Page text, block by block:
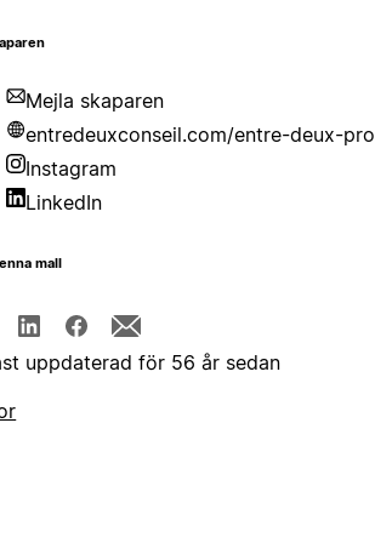
Mejla skaparen
entredeuxconseil.com/entre-deux-pro
Instagram
LinkedIn
mall
uppdaterad för 56 år sedan